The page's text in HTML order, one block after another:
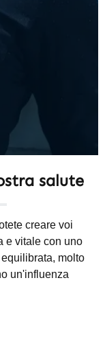
salute
creare voi
e vitale con uno
molto
un'influenza